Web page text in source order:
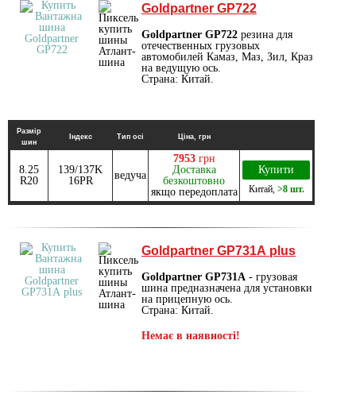
Goldpartner GP722
Goldpartner GP722 резина для
отечественных грузовых
автомобилей Камаз, Маз, Зил, Краз
на ведущую ось.
Страна: Китай.
Размір
шин
Індекс Тип осі Ціна, грн
8.25
R20
139/137K
16PR
ведуча
7953 грн
Доставка
безкоштовно
якщо передоплата
Купити
Китай, >8 шт.
Goldpartner GP731А plus
Goldpartner GP731A - грузовая
шина предназначена для установки
на прицепную ось.
Страна: Китай.
Немає в наявності!